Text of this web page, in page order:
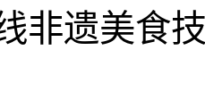
非遗美食